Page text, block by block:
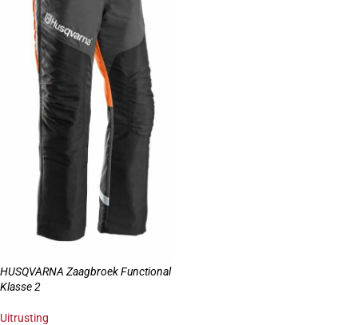
HUSQVARNA Zaagbroek Functional
Klasse 2
Uitrusting